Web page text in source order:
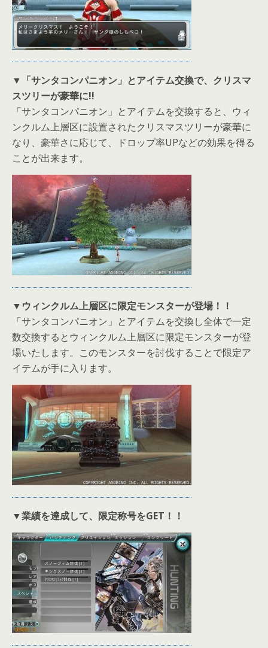
▼ 「サンタコンパニオン」とアイテム交換で、クリスマ
スツリーが豪華に!!
「サンタコンパニオン」とアイテムを交換すると、ウィ
ンクルム上層区に設置されたクリスマスツリーが豪華に
なり、豪華さに応じて、ドロップ率UPなどの効果を得る
ことが出来ます。
▼ウィンクルム上層区に限定モンスターが登場！！
「サンタコンパニオン」とアイテムを交換し全体で一定
数交換するとウィンクルム上層区に限定モンスターが登
場いたします。このモンスターを討伐することで限定ア
イテムが手に入ります。
▼業績を達成して、限定称号をGET！！